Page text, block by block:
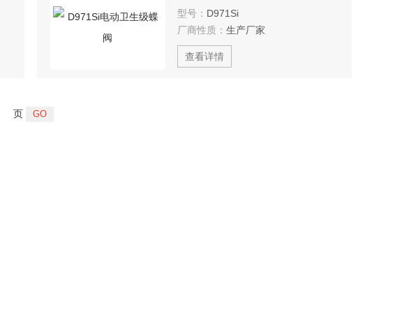
型号： D971Si
厂商性质： 生产厂家
查看详情
页